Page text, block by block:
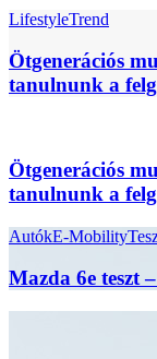
LifestyleTrend
Ötgenerációs
tanulnunk a
Ötgenerációs
tanulnunk a
AutókE-Mobility
Mazda 6e teszt